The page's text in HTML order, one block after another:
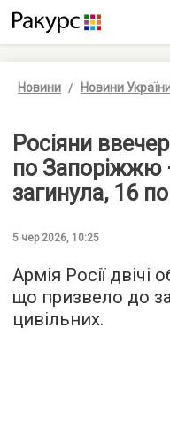
Новини Новини
Росіяни
по
загинула, 16
5 чер 2026, 10:25
Армія Росії двічі
що призвело до
цивільних.